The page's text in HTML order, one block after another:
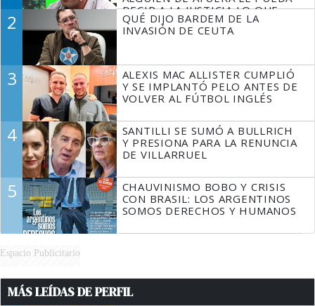
DECIR A LA JUSTICIA LO QUE
TIENE QUE HACER"
2
QUÉ DIJO BARDEM DE LA
INVASIÓN DE CEUTA
3
ALEXIS MAC ALLISTER CUMPLIÓ
Y SE IMPLANTÓ PELO ANTES DE
VOLVER AL FÚTBOL INGLÉS
4
SANTILLI SE SUMÓ A BULLRICH
Y PRESIONA PARA LA RENUNCIA
DE VILLARRUEL
5
CHAUVINISMO BOBO Y CRISIS
CON BRASIL: LOS ARGENTINOS
SOMOS DERECHOS Y HUMANOS
Espacio Publicitario
MÁS LEÍDAS DE PERFIL